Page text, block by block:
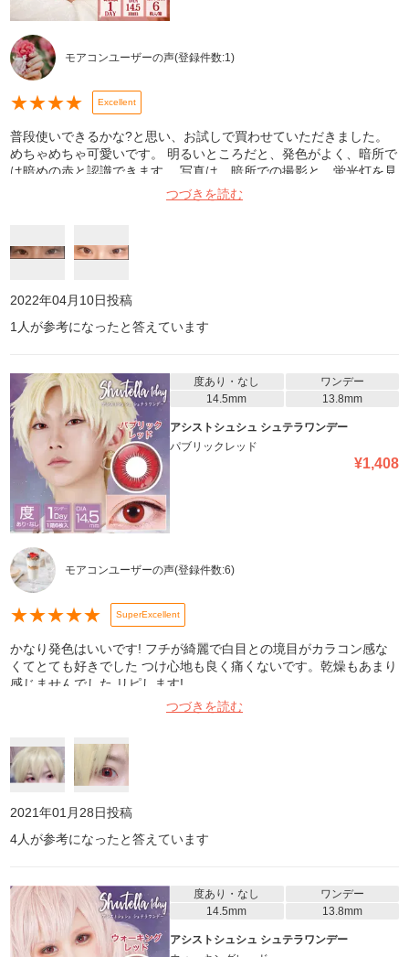
モアコンユーザーの声(登録件数:1)
★★★★ Excellent
普段使いできるかな?と思い、お試しで買わせていただきました。
めちゃめちゃ可愛いです。 明るいところだと、発色がよく、暗所で
は暗めの赤と認識できます。 写真は、暗所での撮影と、蛍光灯を見
上げてのお写真になります。是非参考にしてみてください。
つづきを読む
2022年04月10日投稿
1 人が参考になったと答えています
度あり・なし
ワンデー
14.5mm
13.8mm
アシストシュシュ シュテラワンデー
パブリックレッド
¥1,408
モアコンユーザーの声(登録件数:6)
★★★★★ SuperExcellent
かなり発色はいいです! フチが綺麗で白目との境目がカラコン感な
くてとても好きでした つけ心地も良く痛くないです。乾燥もあまり
感じませんでした リピします!
つづきを読む
2021年01月28日投稿
4人が参考になったと答えています
度あり・なし
ワンデー
14.5mm
13.8mm
アシストシュシュ シュテラワンデー